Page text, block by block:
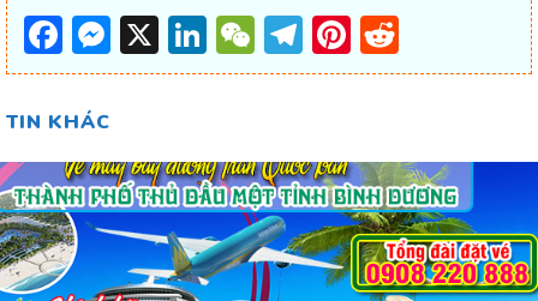
Facebook
Messenger
X LinkedIn
WeChat
Telegram
Pinterest
TIN KHÁC